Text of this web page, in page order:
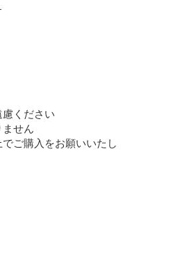
ください
せん
ご購入をお願いいたし